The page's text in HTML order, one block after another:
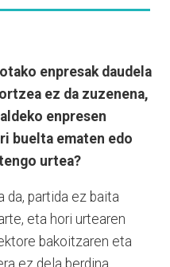
enpresak daudela
ez da zuzenena,
enpresen
buelta ematen edo
urtea?
da, partida ez baita
eta hori urtearen
bakoitzaren eta